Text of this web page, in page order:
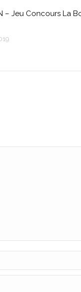
– Jeu Concours La